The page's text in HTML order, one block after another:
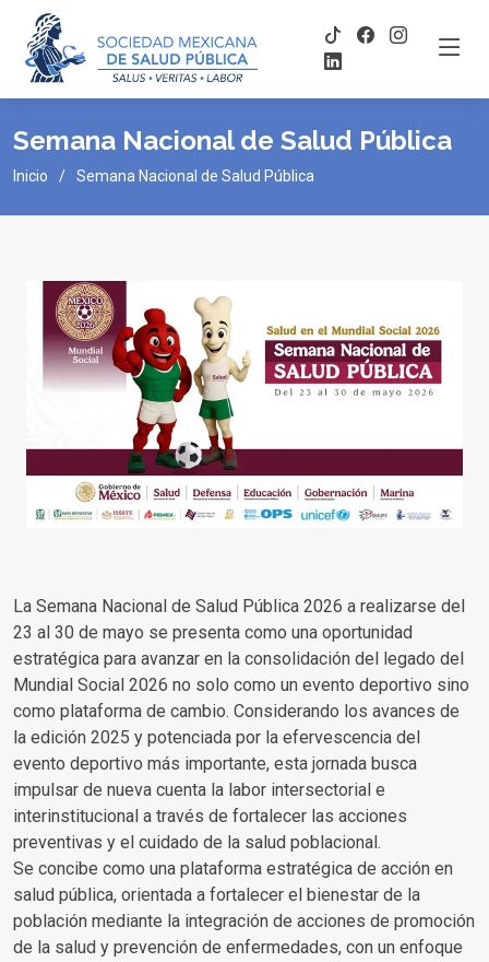
Semana Nacional de Salud Pública
Inicio Semana Nacional de Salud Pública
La Semana Nacional de Salud Pública 2026 a realizarse del
23 al 30 de mayo se presenta como una oportunidad
estratégica para avanzar en la consolidación del legado del
Mundial Social 2026 no solo como un evento deportivo sino
como plataforma de cambio. Considerando los avances de
la edición 2025 y potenciada por la efervescencia del
evento deportivo más importante, esta jornada busca
impulsar de nueva cuenta la labor intersectorial e
interinstitucional a través de fortalecer las acciones
preventivas y el cuidado de la salud poblacional.
Se concibe como una plataforma estratégica de acción en
salud pública, orientada a fortalecer el bienestar de la
población mediante la integración de acciones de promoción
de la salud y prevención de enfermedades, con un enfoque